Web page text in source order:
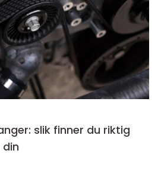
slik finner du riktig